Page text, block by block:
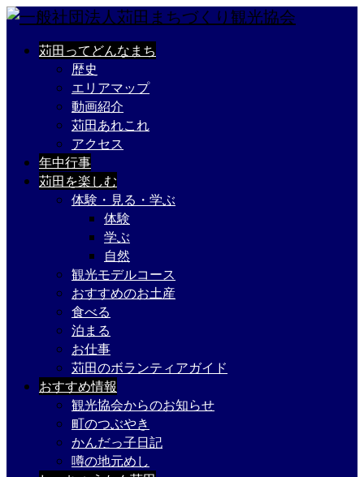
苅田ってどんなまち
歴史
エリアマップ
動画紹介
苅田あれこれ
アクセス
年中行事
苅田を楽しむ
体験・見る・学ぶ
体験
学ぶ
自然
観光モデルコース
おすすめのお土産
食べる
泊まる
お仕事
苅田のボランティアガイド
おすすめ情報
観光協会からのお知らせ
町のつぶやき
かんだっ子日記
噂の地元めし